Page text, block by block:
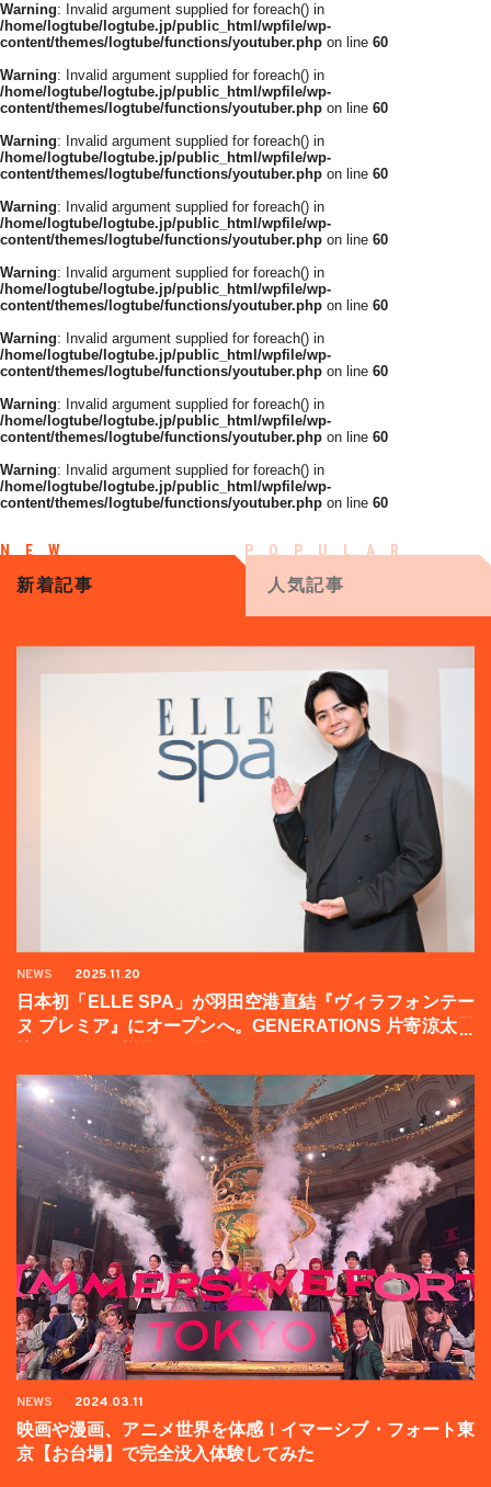
Warning: Invalid argument supplied for foreach() in
/home/logtube/logtube.jp/public_html/wpfile/wp-
content/themes/logtube/functions/youtuber.php on line 60
Warning: Invalid argument supplied for foreach() in
/home/logtube/logtube.jp/public_html/wpfile/wp-
content/themes/logtube/functions/youtuber.php on line 60
Warning: Invalid argument supplied for foreach() in
/home/logtube/logtube.jp/public_html/wpfile/wp-
content/themes/logtube/functions/youtuber.php on line 60
Warning: Invalid argument supplied for foreach() in
/home/logtube/logtube.jp/public_html/wpfile/wp-
content/themes/logtube/functions/youtuber.php on line 60
Warning: Invalid argument supplied for foreach() in
/home/logtube/logtube.jp/public_html/wpfile/wp-
content/themes/logtube/functions/youtuber.php on line 60
Warning: Invalid argument supplied for foreach() in
/home/logtube/logtube.jp/public_html/wpfile/wp-
content/themes/logtube/functions/youtuber.php on line 60
Warning: Invalid argument supplied for foreach() in
/home/logtube/logtube.jp/public_html/wpfile/wp-
content/themes/logtube/functions/youtuber.php on line 60
Warning: Invalid argument supplied for foreach() in
/home/logtube/logtube.jp/public_html/wpfile/wp-
content/themes/logtube/functions/youtuber.php on line 60
新着記事 人気記事
NEWS 2025.11.20
日本初「ELLE SPA」が羽田空港直結『ヴィラフォンテー
ヌ プレミア』にオープンへ。GENERATIONS 片寄涼太登
NEWS 2024.03.11
映画や漫画、アニメ世界を体感！イマーシブ・フォート東
京【お台場】で完全没入体験してみた